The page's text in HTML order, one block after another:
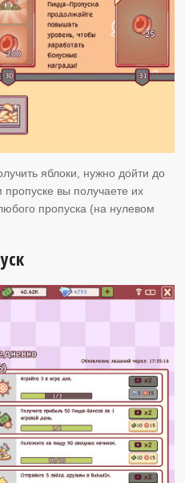
яблоки, нужно дойти до
вы получаете их
пропуска (на нулевом